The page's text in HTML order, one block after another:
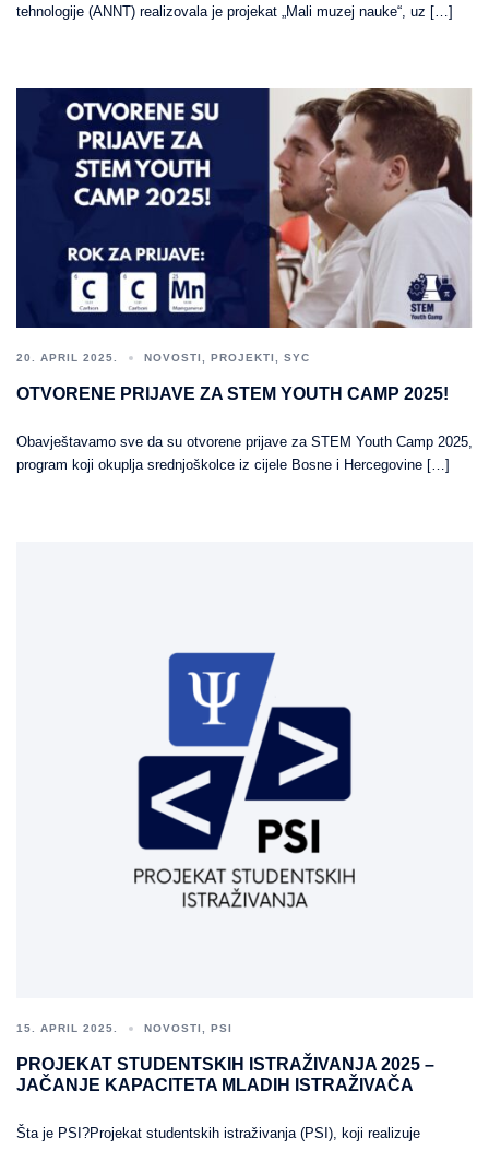
tehnologije (ANNT) realizovala je projekat „Mali muzej nauke“, uz […]
20. APRIL 2025. NOVOSTI PROJEKTI SYC
OTVORENE PRIJAVE ZA STEM YOUTH CAMP 2025!
Obavještavamo sve da su otvorene prijave za STEM Youth Camp 2025,
program koji okuplja srednjoškolce iz cijele Bosne i Hercegovine […]
15. APRIL 2025. NOVOSTI PSI
PROJEKAT STUDENTSKIH ISTRAŽIVANJA 2025 –
JAČANJE KAPACITETA MLADIH ISTRAŽIVAČA
Šta je PSI?Projekat studentskih istraživanja (PSI), koji realizuje